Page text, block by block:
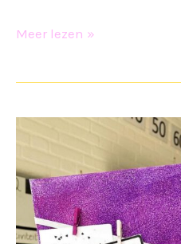
Moederdag
Meer lezen »